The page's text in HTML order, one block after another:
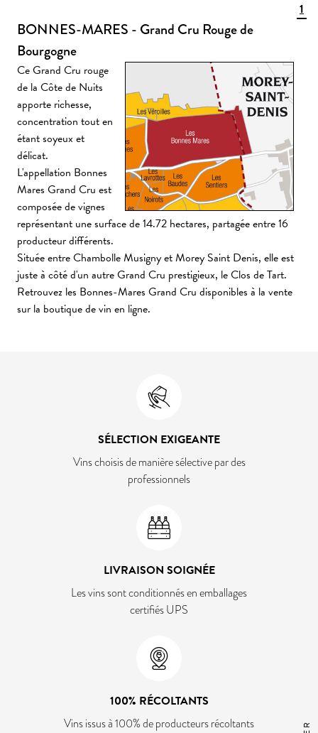
1
BONNES-MARES - Grand Cru Rouge de
Bourgogne
Ce Grand Cru rouge
de la Côte de Nuits
apporte richesse,
concentration tout en
étant soyeux et
délicat.
L'appellation Bonnes
Mares Grand Cru est
composée de vignes
représentant une surface de 14.72 hectares, partagée entre 16
producteur différents.
Située entre Chambolle Musigny et Morey Saint Denis, elle est
juste à côté d'un autre Grand Cru prestigieux, le Clos de Tart.
Retrouvez les Bonnes-Mares Grand Cru disponibles à la vente
sur la boutique de vin en ligne.
SÉLECTION EXIGEANTE
Vins choisis de manière sélective par des
professionnels
LIVRAISON SOIGNÉE
Les vins sont conditionnés en emballages
certifiés UPS
100% RÉCOLTANTS
Vins issus à 100% de producteurs récoltants